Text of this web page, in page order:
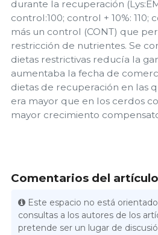
durante la recuperación
control:100; control + 10%: 110;
más un control (CONT) que
restricción de nutrientes. Se
dietas restrictivas reducía la
aumentaba la fecha de
dietas de recuperación en las
era mayor que en los cerdos
mayor crecimiento
Comentarios del artículo
Este espacio no está
consultas a los autores de los
pretende ser un lugar de